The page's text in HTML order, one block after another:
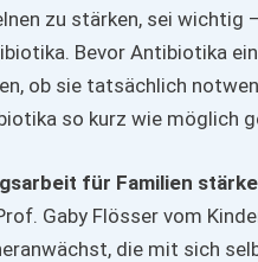
zu stärken, sei wichtig
Bevor Antibiotika
ob sie tatsächlich
so kurz wie möglich
für Familien
Gaby Flösser vom
die mit sich